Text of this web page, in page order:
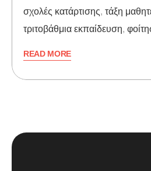
σχολές κατάρτισης, τάξη
τριτοβάθμια εκπαίδευση,
READ MORE